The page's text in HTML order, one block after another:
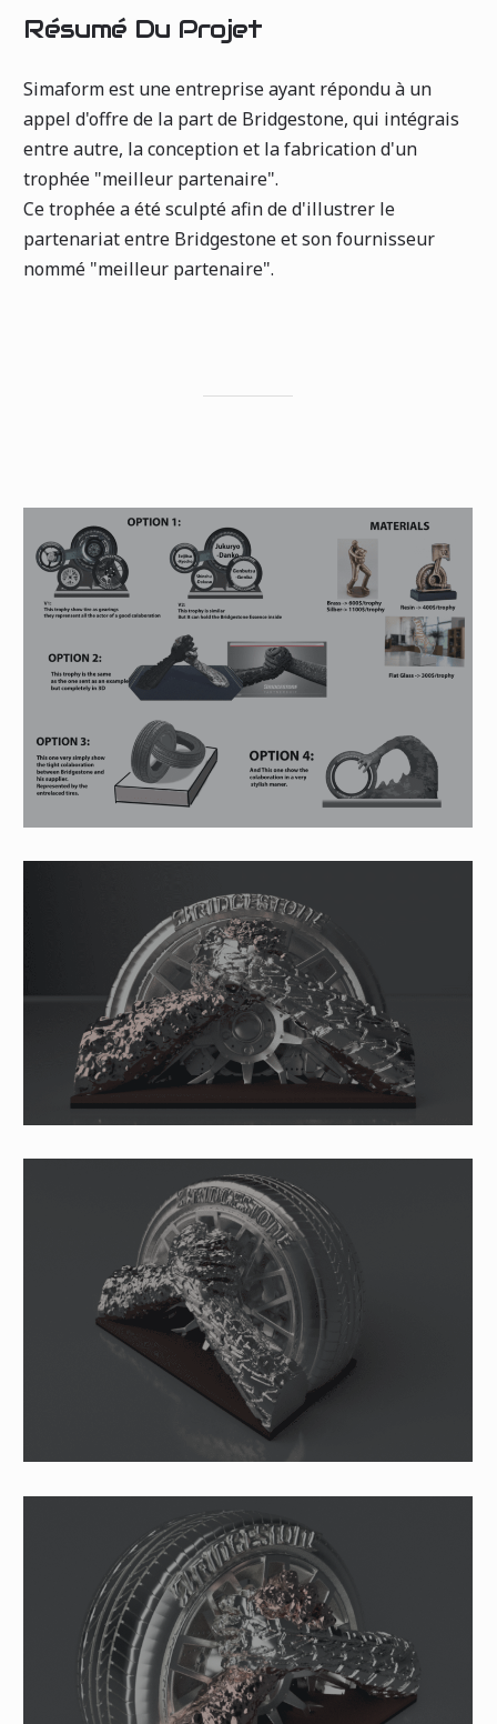
Résumé Du Projet
Simaform est une entreprise ayant répondu à un
appel d'offre de la part de Bridgestone, qui intégrais
entre autre, la conception et la fabrication d'un
trophée "meilleur partenaire".
Ce trophée a été sculpté afin de d'illustrer le
partenariat entre Bridgestone et son fournisseur
nommé "meilleur partenaire".